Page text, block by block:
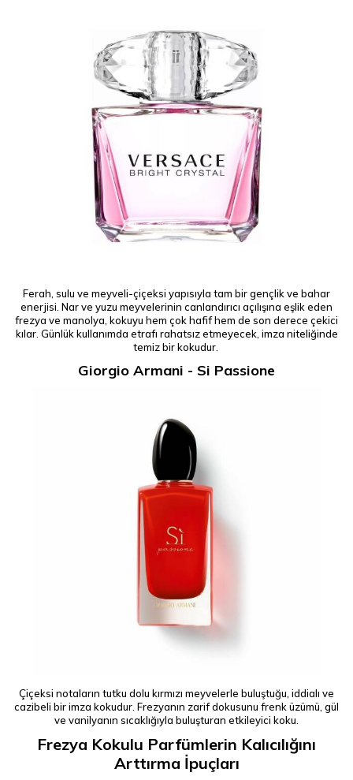
Ferah, sulu ve meyveli-çiçeksi yapısıyla tam bir gençlik ve bahar
enerjisi. Nar ve yuzu meyvelerinin canlandırıcı açılışına eşlik eden
frezya ve manolya, kokuyu hem çok hafif hem de son derece çekici
kılar. Günlük kullanımda etrafı rahatsız etmeyecek, imza niteliğinde
temiz bir kokudur.
Giorgio Armani - Si Passione
Çiçeksi notaların tutku dolu kırmızı meyvelerle buluştuğu, iddialı ve
cazibeli bir imza kokudur. Frezyanın zarif dokusunu frenk üzümü, gül
ve vanilyanın sıcaklığıyla buluşturan etkileyici koku.
Frezya Kokulu Parfümlerin Kalıcılığını
Arttırma İpuçları